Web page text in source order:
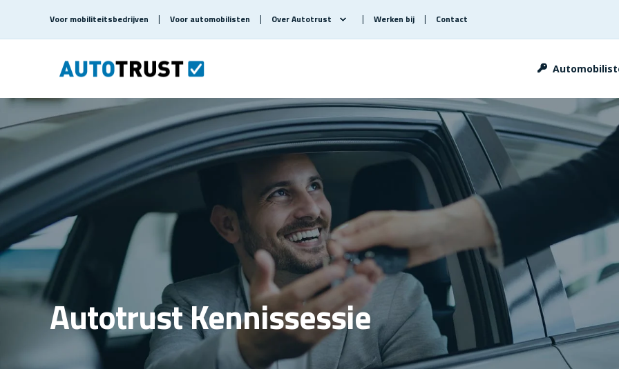
Voor mobiliteitsbedrijven Voor automobilisten Over Autotrust Werken bij Contact
Autotrust Kennissessie